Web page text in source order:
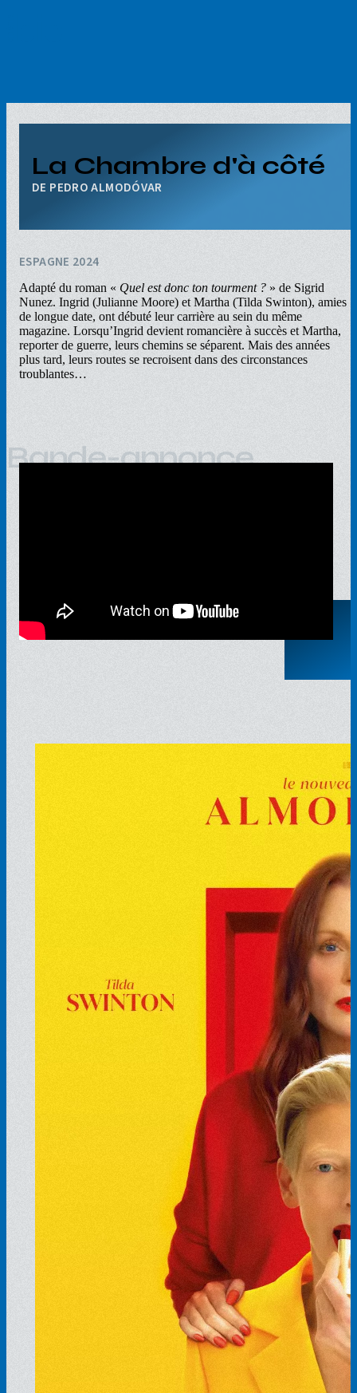
La Chambre d'à côté
PEDRO ALMODÓVAR
ESPAGNE 2024
Adapté du roman « Quel est donc ton tourment ? » de Sigrid
Nunez. Ingrid (Julianne Moore) et Martha (Tilda Swinton), amies
de longue date, ont débuté leur carrière au sein du même
magazine. Lorsqu’Ingrid devient romancière à succès et Martha,
reporter de guerre, leurs chemins se séparent. Mais des années
plus tard, leurs routes se recroisent dans des circonstances
troublantes…
Bande-annonce